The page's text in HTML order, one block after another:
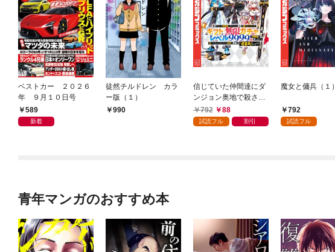
ベストカー ２０２６
年 ９月１０日号
589
新着
徒然チルドレン カラ
ー版（１）
990
信じていた仲間達にダ
ンジョン奥地で殺され
かけたがギフト『無限
ガチャ』でレベル９９
792 88
試読フル 割引
魔女と傭兵（１）
792
試読フル
青年マンガのおすすめ本